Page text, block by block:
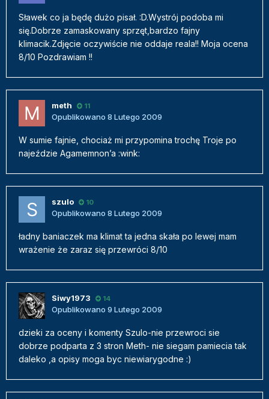
Sławek co ja będę dużo pisał. :D.Wystrój podoba mi
się.Dobrze zamaskowany sprzęt,bardzo fajny
klimacik.Zdjęcie oczywiście nie oddaje reala!! Moja ocena
8/10 Pozdrawiam !!
meth 11
Opublikowano 8 Lutego 2009
W sumie fajnie, chociaż mi przypomina trochę Troje po
najeździe Agamemnon’a :wink:
szulo 10
Opublikowano 8 Lutego 2009
ładny baniaczek ma klimat ta jedna skała po lewej mam
wrażenie że zaraz się przewróci 8/10
Siwy1973 14
Opublikowano 9 Lutego 2009
dzieki za oceny i komenty Szulo-nie przewroci sie
dobrze podparta z 3 stron Meth- nie siegam pamiecia tak
daleko ,a opisy moga byc niewiarygodne :)